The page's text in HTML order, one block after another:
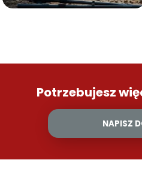
Potrzebujesz
NAPISZ